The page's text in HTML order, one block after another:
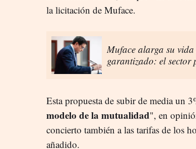
la licitación de Muface.
Muface alarga su
garantizado: el sector
Esta propuesta de subir de media un
modelo de la mutualidad", en
concierto también a las tarifas de los
añadido.